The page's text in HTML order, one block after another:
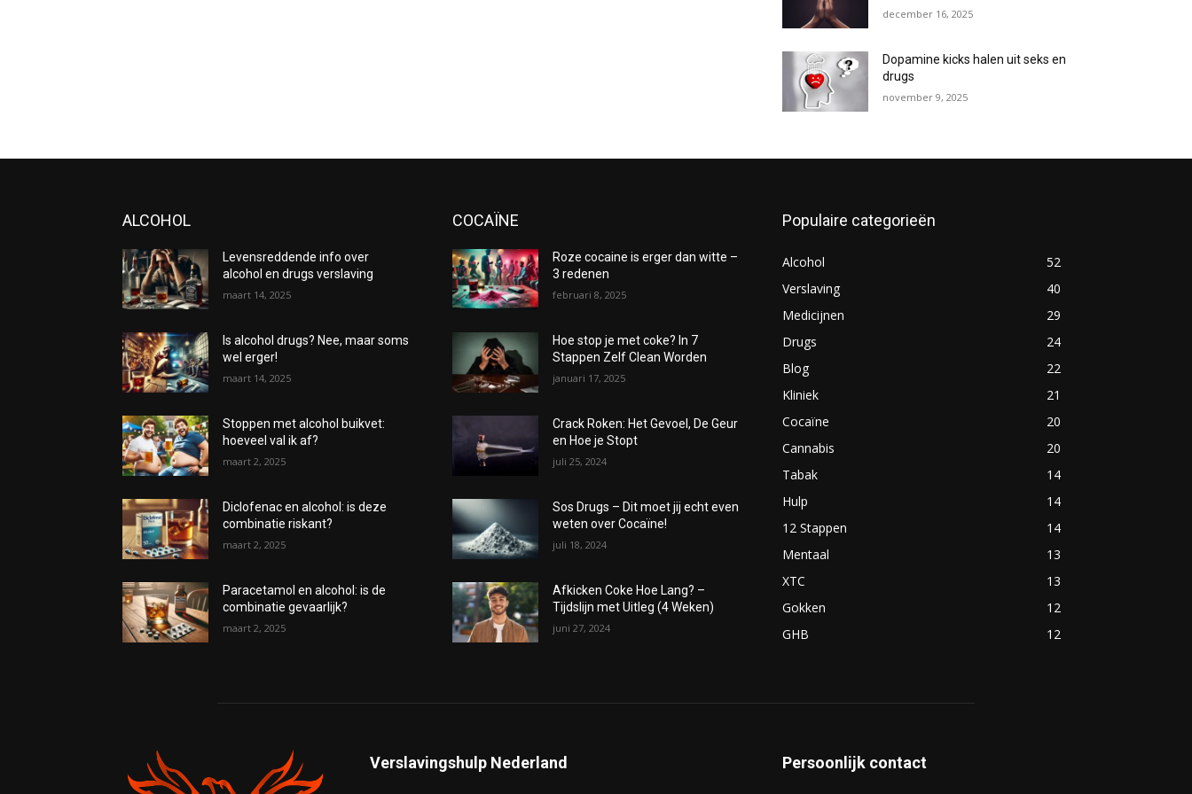
december 16, 2025
Dopamine kicks halen uit seks en
drugs
november 9, 2025
ALCOHOL
Levensreddende info over
alcohol en drugs verslaving
maart 14, 2025
Is alcohol drugs? Nee, maar soms
wel erger!
maart 14, 2025
Stoppen met alcohol buikvet:
hoeveel val ik af?
maart 2, 2025
Diclofenac en alcohol: is deze
combinatie riskant?
maart 2, 2025
Paracetamol en alcohol: is de
combinatie gevaarlijk?
maart 2, 2025
COCAÏNE
Roze cocaine is erger dan witte –
3 redenen
februari 8, 2025
Hoe stop je met coke? In 7
Stappen Zelf Clean Worden
januari 17, 2025
Crack Roken: Het Gevoel, De Geur
en Hoe je Stopt
juli 25, 2024
Sos Drugs – Dit moet jij echt even
weten over Cocaïne!
juli 18, 2024
Afkicken Coke Hoe Lang? –
Tijdslijn met Uitleg (4 Weken)
juni 27, 2024
Populaire categorieën
Alcohol
52
Verslaving
40
Medicijnen
29
Drugs
24
Blog
22
Kliniek
21
Cocaïne
20
Cannabis
20
Tabak
14
Hulp
14
12 Stappen
14
Mentaal
13
XTC
13
Gokken
12
GHB
12
Verslavingshulp Nederland Persoonlijk contact